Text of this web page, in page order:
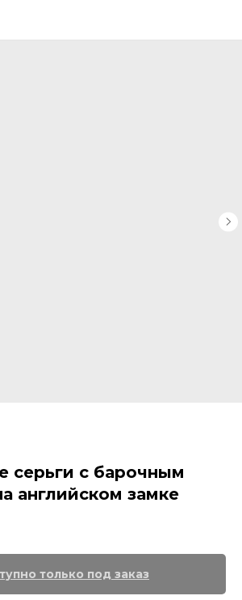
серьги с барочным
английском замке